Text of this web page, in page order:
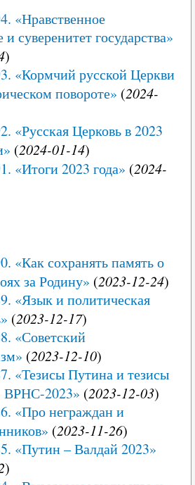
«Нравственное
суверенитет государства»
)
«Кормчий русской Церкви
повороте» (2024-
«Русская Церковь в 2023
(2024-01-14)
«Итоги 2023 года» (2024-
«Как сохранять память о
за Родину» (2023-12-24)
«Язык и политическая
(2023-12-17)
«Советский
(2023-12-10)
«Тезисы Путина и тезисы
ВРНС-2023» (2023-12-03)
«Про неграждан и
(2023-11-26)
«Путин – Валдай 2023»
)